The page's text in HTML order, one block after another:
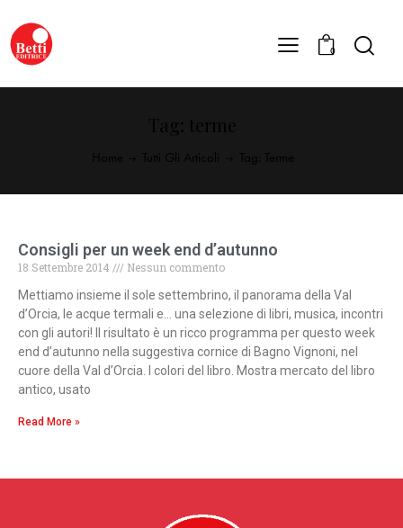
0
Consigli per un week end d’autunno
18 Settembre 2014
Nessun commento
Mettiamo insieme il sole settembrino, il panorama della Val
d’Orcia, le acque termali e… una selezione di libri, musica, incontri
con gli autori! Il risultato è un ricco programma per questo week
end d’autunno nella suggestiva cornice di Bagno Vignoni, nel
cuore della Val d’Orcia. I colori del libro. Mostra mercato del libro
antico, usato
Read More »